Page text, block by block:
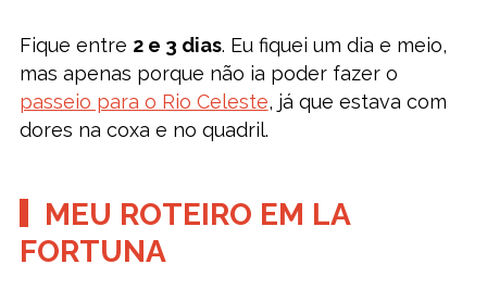
Fique entre 2 e 3 dias. Eu fiquei um dia e meio,
mas apenas porque não ia poder fazer o
passeio para o Rio Celeste, já que estava com
dores na coxa e no quadril.
MEU ROTEIRO EM LA
FORTUNA